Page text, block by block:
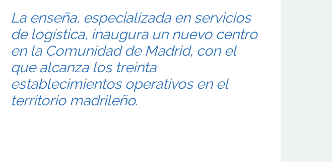
La enseña, especializada en servicios
de logística, inaugura un nuevo centro
en la Comunidad de Madrid, con el
que alcanza los treinta
establecimientos operativos en el
territorio madrileño.